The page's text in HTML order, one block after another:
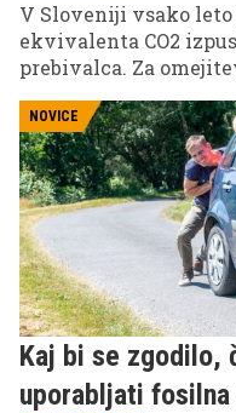
V Sloveniji vsako
ekvivalenta CO2
prebivalca. Za
podnebnih
na manj kot dve toni
strani vlad začrtani
vpeljane sistemske
dovolj, če tudi
lastnim pragom in s
podnebju.
NOVICE
Kaj bi se zgodilo,
uporabljati